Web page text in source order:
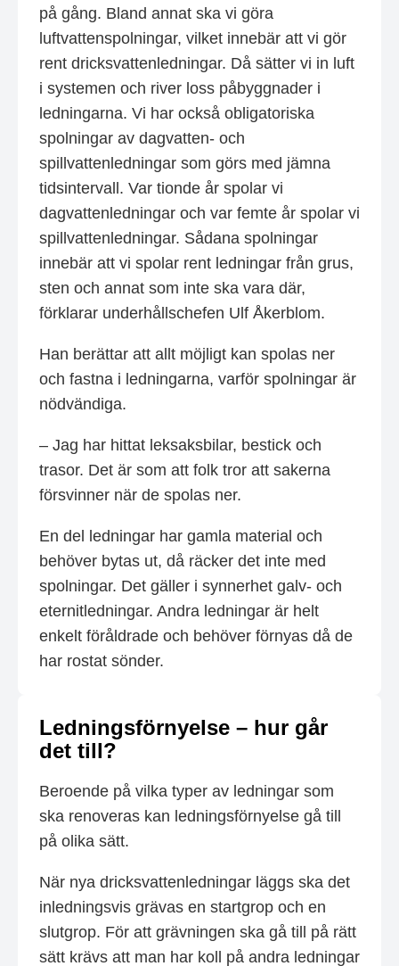
på gång. Bland annat ska vi göra
luftvattenspolningar, vilket innebär att vi gör
rent dricksvattenledningar. Då sätter vi in luft
i systemen och river loss påbyggnader i
ledningarna. Vi har också obligatoriska
spolningar av dagvatten- och
spillvattenledningar som görs med jämna
tidsintervall. Var tionde år spolar vi
dagvattenledningar och var femte år spolar vi
spillvattenledningar. Sådana spolningar
innebär att vi spolar rent ledningar från grus,
sten och annat som inte ska vara där,
förklarar underhållschefen Ulf Åkerblom.
Han berättar att allt möjligt kan spolas ner
och fastna i ledningarna, varför spolningar är
nödvändiga.
– Jag har hittat leksaksbilar, bestick och
trasor. Det är som att folk tror att sakerna
försvinner när de spolas ner.
En del ledningar har gamla material och
behöver bytas ut, då räcker det inte med
spolningar. Det gäller i synnerhet galv- och
eternitledningar. Andra ledningar är helt
enkelt föråldrade och behöver förnyas då de
har rostat sönder.
Ledningsförnyelse – hur går
det till?
Beroende på vilka typer av ledningar som
ska renoveras kan ledningsförnyelse gå till
på olika sätt.
När nya dricksvattenledningar läggs ska det
inledningsvis grävas en startgrop och en
slutgrop. För att grävningen ska gå till på rätt
sätt krävs att man har koll på andra ledningar